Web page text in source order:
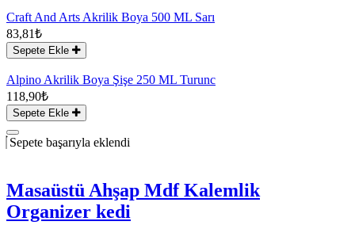
Craft And Arts Akrilik Boya 500 ML Sarı
83,81₺
Sepete Ekle
Alpino Akrilik Boya Şişe 250 ML Turunc
118,90₺
Sepete Ekle
Sepete başarıyla eklendi
Masaüstü Ahşap Mdf Kalemlik
Organizer kedi